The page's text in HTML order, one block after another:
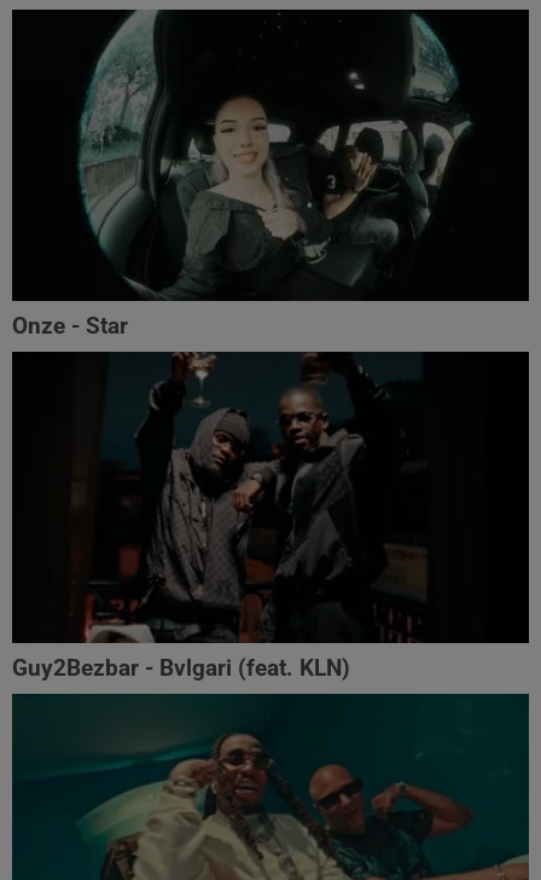
Onze - Star
Guy2Bezbar - Bvlgari (feat. KLN)